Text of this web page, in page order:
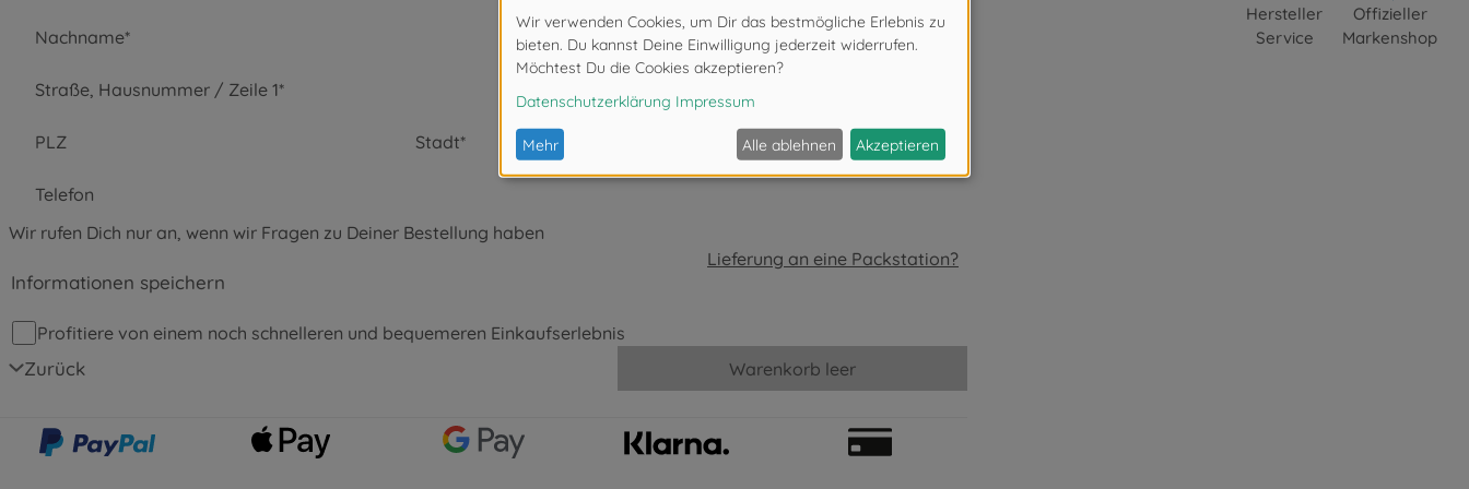
Nachname*
Straße, Hausnummer / Zeile 1*
PLZ Stadt*
Bitte wähle ein Land aus
Telefon
Wir rufen Dich nur an, wenn wir Fragen zu Deiner Bestellung haben
Lieferung an eine Packstation?
Informationen speichern
Profitiere von einem noch schnelleren und bequemeren Einkaufserlebnis
Zurück Warenkorb leer
Hersteller
Service
Offizieller
Markenshop